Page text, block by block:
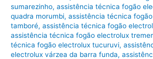
sumarezinho,assistência técnica fogão
quadra morumbi,assistência técnica
tamboré,assistência técnica fogão
assistência técnica fogão electrolux
técnica fogão electrolux tucuruvi,
electrolux várzea da barra funda,